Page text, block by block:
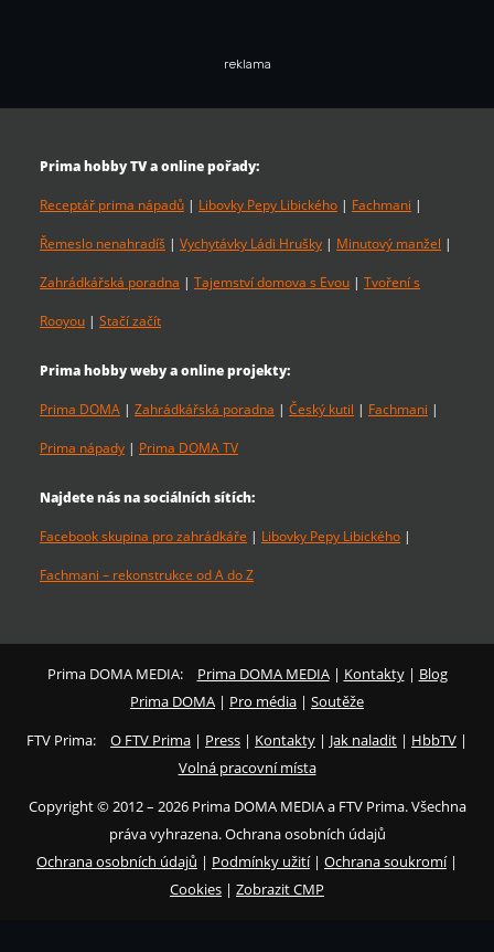
reklama
Prima hobby TV a online pořady:
Receptář prima nápadů | Libovky Pepy Libického | Fachmani |
Řemeslo nenahradíš | Vychytávky Ládi Hrušky | Minutový manžel |
Zahrádkářská poradna | Tajemství domova s Evou | Tvoření s
Rooyou | Stačí začít
Prima hobby weby a online projekty:
Prima DOMA | Zahrádkářská poradna | Český kutil | Fachmani |
Prima nápady | Prima DOMA TV
Najdete nás na sociálních sítích:
Facebook skupina pro zahrádkáře | Libovky Pepy Libického |
Fachmani – rekonstrukce od A do Z
Prima DOMA MEDIA: Prima DOMA MEDIA| Kontakty| Blog
Prima DOMA | Pro média | Soutěže
FTV Prima:
O FTV Prima | Press | Kontakty | Jak naladit | HbbTV |
Volná pracovní místa
Copyright © 2012 – 2026 Prima DOMA MEDIA a FTV Prima. Všechna
práva vyhrazena. Ochrana osobních údajů
Ochrana osobních údajů | Podmínky užití| Ochrana soukromí|
Cookies | Zobrazit CMP